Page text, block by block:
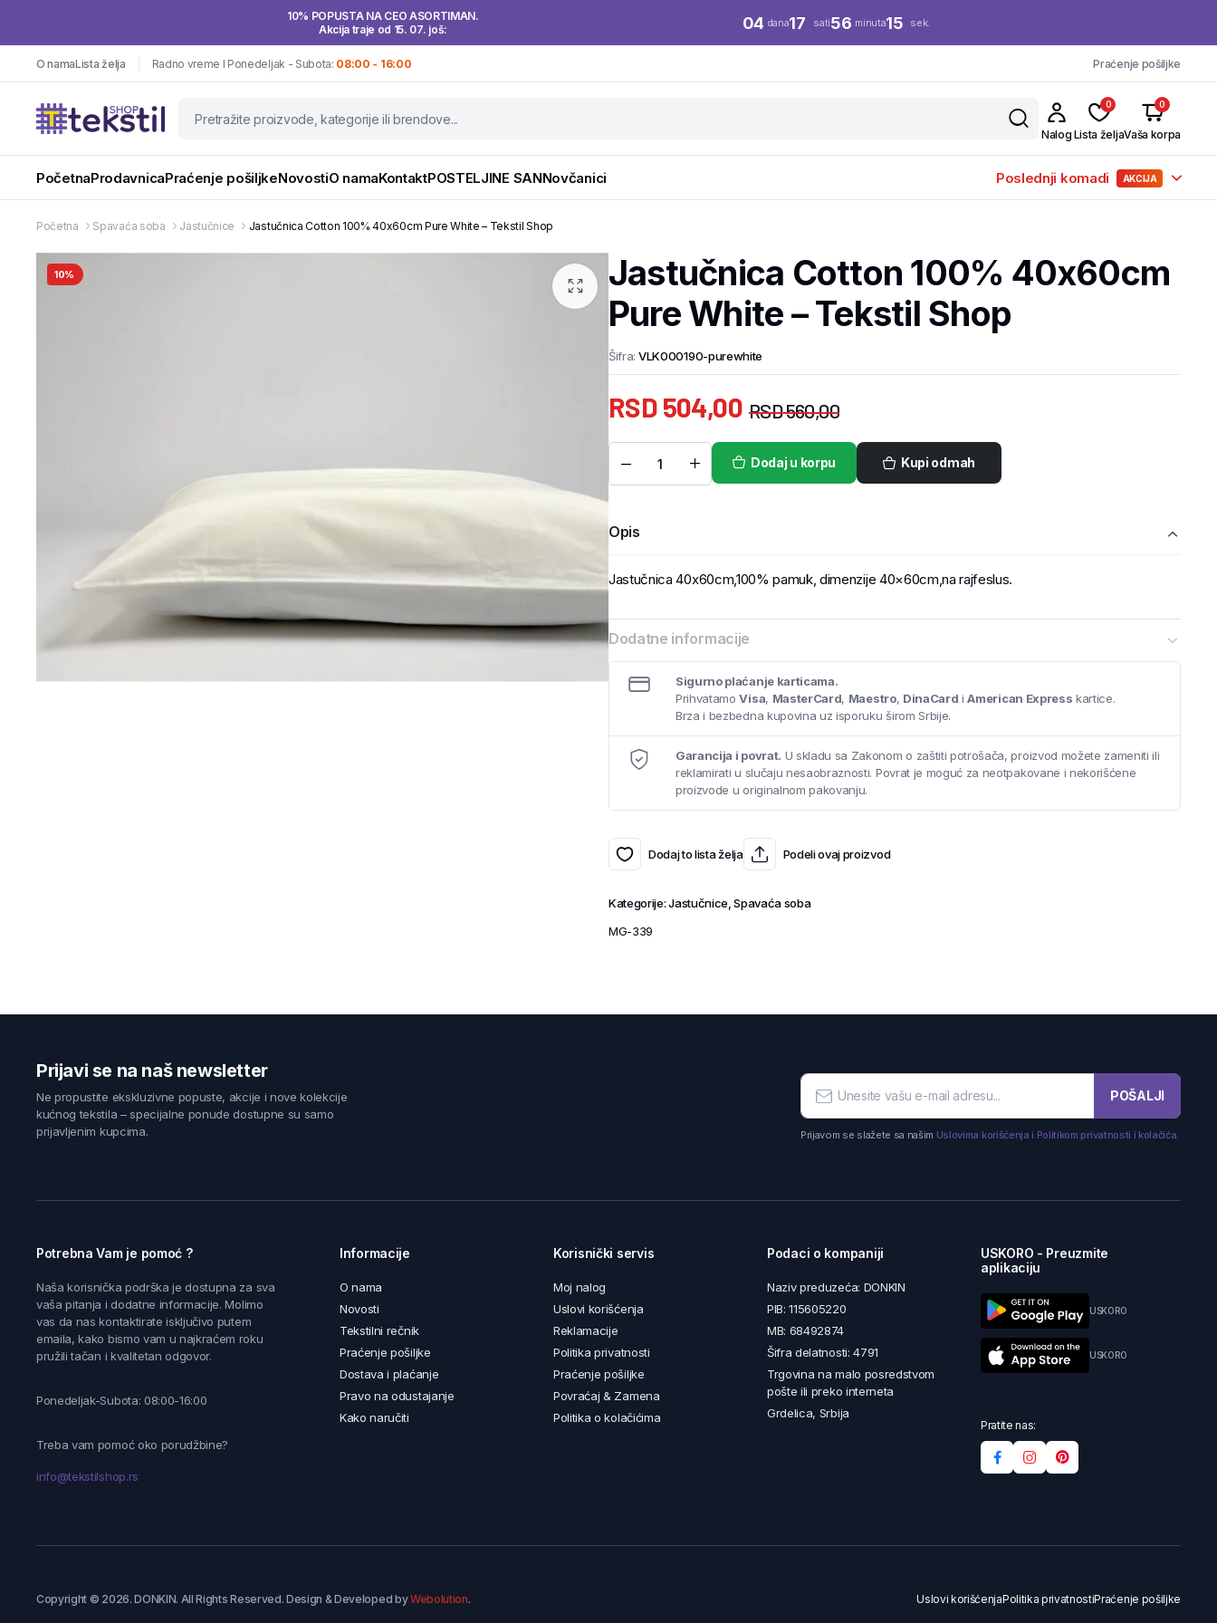
10% POPUSTA NA CEO ASORTIMAN.
Akcija traje od 15. 07. još:
04 dana17 sati56 minuta15 sek.
O namaLista želja Radno vreme I Ponedeljak - Subota: 08:00 - 16:00 Praćenje pošiljke
Nalog
0
Lista želja
0
Vaša korpa
PočetnaProdavnicaPraćenje pošiljkeNovostiO namaKontaktPOSTELJINE SANNovčanici Poslednji komadi AKCIJA
Početna Spavaća soba Jastučnice Jastučnica Cotton 100% 40x60cm Pure White – Tekstil Shop
10%
Jastučnica Cotton 100% 40x60cm
Pure White – Tekstil Shop
Šifra: VLK000190-purewhite
RSD560,00
RSD504,00
Dodaj u korpu Kupi odmah
Opis
Jastučnica 40x60cm,100% pamuk, dimenzije 40×60cm,na rajfeslus.
Dodatne informacije
Sigurno plaćanje karticama.
PrihvatamoVisa, MasterCard, Maestro, DinaCard iAmerican Express kartice.
Brza i bezbedna kupovina uz isporuku širom Srbije.
Garancija i povrat. U skladu sa Zakonom o zaštiti potrošača, proizvod možete zameniti ili
reklamirati u slučaju nesaobraznosti. Povrat je moguć za neotpakovane i nekorišćene
proizvode u originalnom pakovanju.
Dodaj to lista želja Podeli ovaj proizvod
Kategorije:Jastučnice ,Spavaća soba
MG-339
Prijavi se na naš newsletter
Ne propustite ekskluzivne popuste, akcije i nove kolekcije
kućnog tekstila – specijalne ponude dostupne su samo
prijavljenim kupcima.
POŠALJI
Prijavom se slažete sa našim Uslovima korišćenja i Politikom privatnosti i kolačića.
Potrebna Vam je pomoć ?
Naša korisnička podrška je dostupna za sva
vaša pitanja i dodatne informacije. Molimo
vas da nas kontaktirate isključivo putem
emaila, kako bismo vam u najkraćem roku
pružili tačan i kvalitetan odgovor.
Ponedeljak-Subota: 08:00-16:00
Treba vam pomoć oko porudžbine?
info@tekstilshop.rs
Informacije
O nama
Novosti
Tekstilni rečnik
Praćenje pošiljke
Dostava i plaćanje
Pravo na odustajanje
Kako naručiti
Korisnički servis
Moj nalog
Uslovi korišćenja
Reklamacije
Politika privatnosti
Praćenje pošiljke
Povraćaj & Zamena
Politika o kolačićima
Podaci o kompaniji
Naziv preduzeća: DONKIN
PIB: 115605220
MB: 68492874
Šifra delatnosti: 4791
Trgovina na malo posredstvom
pošte ili preko interneta
Grdelica, Srbija
USKORO - Preuzmite
aplikaciju
USKORO
USKORO
Pratite nas:
Copyright © 2026. DONKIN. All Rights Reserved. Design & Developed byWebolution. Uslovi korišćenjaPolitika privatnostiPraćenje pošiljke